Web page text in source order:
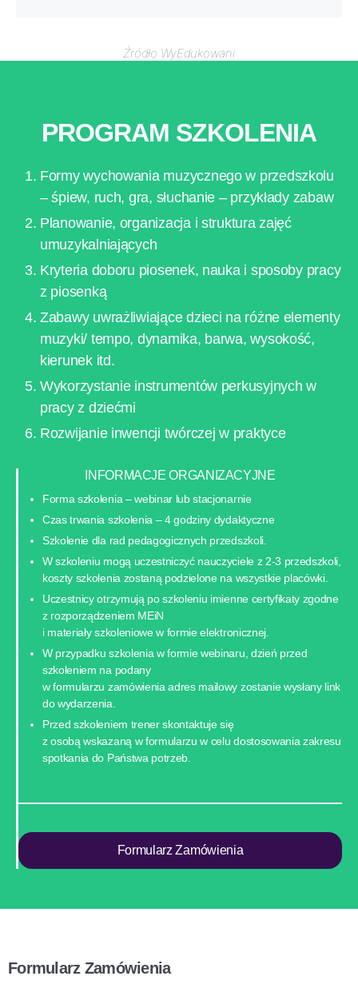
Źródło WyEdukowani
PROGRAM SZKOLENIA
Formy wychowania muzycznego w przedszkolu
– śpiew, ruch, gra, słuchanie – przykłady zabaw
Planowanie, organizacja i struktura zajęć
umuzykalniających
Kryteria doboru piosenek, nauka i sposoby pracy
z piosenką
Zabawy uwrażliwiające dzieci na różne elementy
muzyki/ tempo, dynamika, barwa, wysokość,
kierunek itd.
Wykorzystanie instrumentów perkusyjnych w
pracy z dziećmi
Rozwijanie inwencji twórczej w praktyce
INFORMACJE ORGANIZACYJNE
Forma szkolenia – webinar lub stacjonarnie
Czas trwania szkolenia – 4 godziny dydaktyczne
Szkolenie dla rad pedagogicznych przedszkoli.
W szkoleniu mogą uczestniczyć nauczyciele z 2-3 przedszkoli,
koszty szkolenia zostaną podzielone na wszystkie placówki.
Uczestnicy otrzymują po szkoleniu imienne certyfikaty zgodne
z rozporządzeniem MEiN
i materiały szkoleniowe w formie elektronicznej.
W przypadku szkolenia w formie webinaru, dzień przed
szkoleniem na podany
w formularzu zamówienia adres mailowy zostanie wysłany link
do wydarzenia.
Przed szkoleniem trener skontaktuje się
z osobą wskazaną w formularzu w celu dostosowania zakresu
spotkania do Państwa potrzeb.
Formularz Zamówienia
Formularz Zamówienia